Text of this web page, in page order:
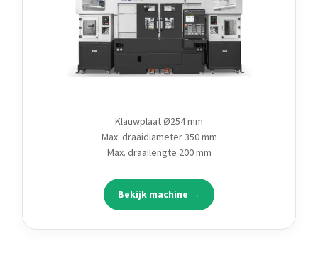
Klauwplaat Ø254 mm
Max. draaidiameter 350 mm
Max. draailengte 200 mm
Bekijk machine →